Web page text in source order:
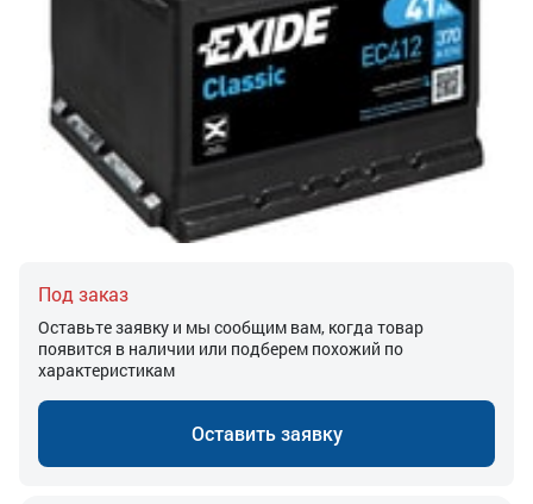
Под заказ
Оставьте заявку и мы сообщим вам, когда товар
появится в наличии или подберем похожий по
характеристикам
Оставить заявку